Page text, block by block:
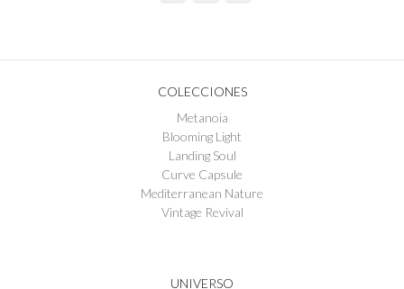
COLECCIONES
Metanoia
Blooming Light
Landing Soul
Curve Capsule
Mediterranean Nature
Vintage Revival
UNIVERSO